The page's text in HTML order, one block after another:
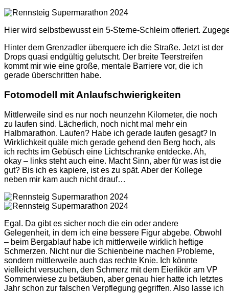
Hier wird selbstbewusst ein 5-Sterne-Schleim offeriert.
Hinter dem Grenzadler überquere ich die Straße. Jetzt ist der
Drops quasi endgültig gelutscht. Der breite Teerstreifen
kommt mir wie eine große, mentale Barriere vor, die ich
gerade überschritten habe.
Fotomodell mit Anlaufschwierigkeiten
Mittlerweile sind es nur noch neunzehn Kilometer, die noch
zu laufen sind. Lächerlich, noch nicht mal mehr ein
Halbmarathon. Laufen? Habe ich gerade laufen gesagt? In
Wirklichkeit quäle mich gerade gehend den Berg hoch, als
ich rechts im Gebüsch eine Lichtschranke entdecke. Ah,
okay – links steht auch eine. Macht Sinn, aber für was ist die
gut? Bis ich es kapiere, ist es zu spät. Aber der Kollege
neben mir kam auch nicht drauf…
Egal. Da gibt es sicher noch die ein oder andere
Gelegenheit, in dem ich eine bessere Figur abgebe. Obwohl
– beim Bergablauf habe ich mittlerweile wirklich heftige
Schmerzen. Nicht nur die Schienbeine machen Probleme,
sondern mittlerweile auch das rechte Knie. Ich könnte
vielleicht versuchen, den Schmerz mit dem Eierlikör am VP
Sommerwiese zu betäuben, aber genau hier hatte ich letztes
Jahr schon zur falschen Verpflegung gegriffen. Also lasse ich